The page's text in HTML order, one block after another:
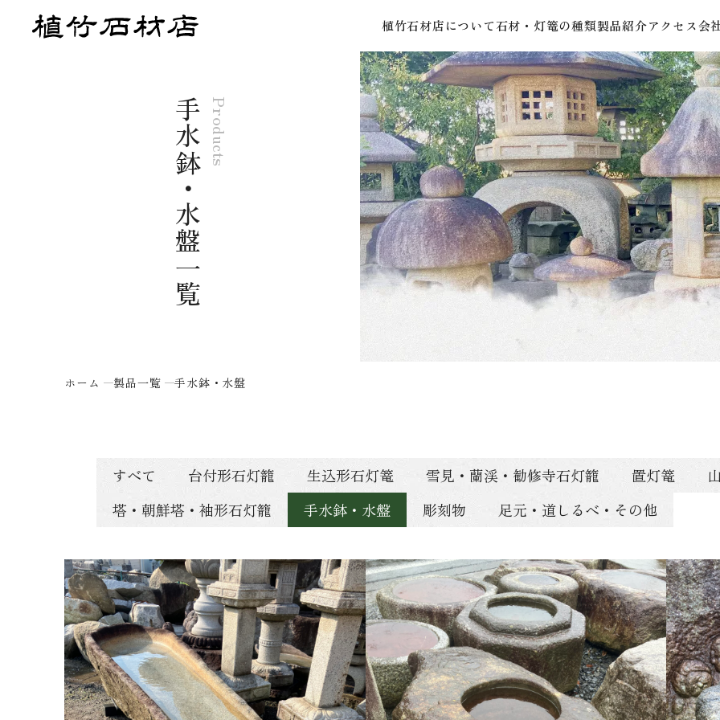
植竹石材店について石材・灯篭の種類製品紹介アクセス会
Products
手水鉢・水盤一覧
ホーム 製品一覧 手水鉢・水盤
すべて 台付形石灯籠 生込形石灯篭 雪見・蘭渓・勧修寺石灯籠 置灯篭
塔・朝鮮塔・袖形石灯籠
手水鉢・水盤 彫刻物 足元・道しるべ・その他